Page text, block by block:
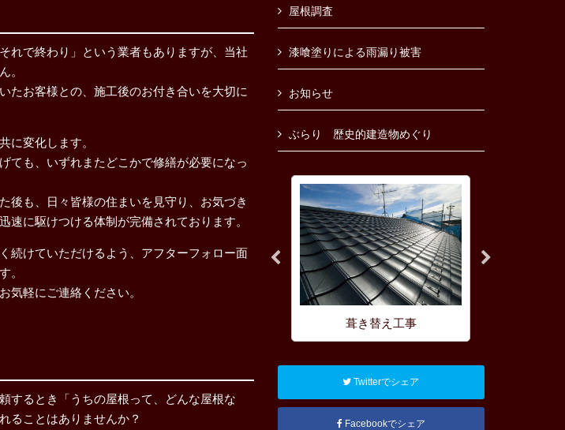
れで終わり」という業者もありますが、当社
。
たお客様との、施工後のお付き合いを大切に
に変化します。
ても、いずれまたどこかで修繕が必要になっ
後も、日々皆様の住まいを見守り、お気づき
速に駆けつける体制が完備されております。
続けていただけるよう、アフターフォロー面
。
気軽にご連絡ください。
するとき「うちの屋根って、どんな屋根な
ることはありませんか？
屋根調査
漆喰塗りによる雨漏り被害
お知らせ
ぶらり 歴史的建造物めぐり
葺き替え工事
Twitterでシェア
Facebookでシェア